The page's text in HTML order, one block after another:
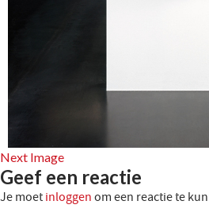
Next Image
Geef een reactie
Je moet inloggen om een reactie te